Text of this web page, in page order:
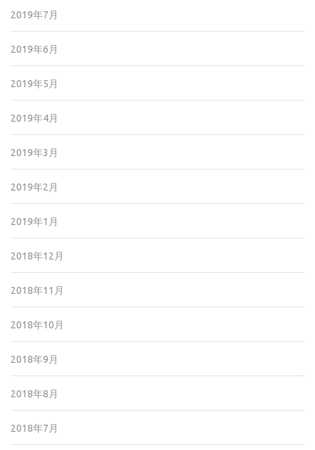
2019年7月
2019年6月
2019年5月
2019年4月
2019年3月
2019年2月
2019年1月
2018年12月
2018年11月
2018年10月
2018年9月
2018年8月
2018年7月